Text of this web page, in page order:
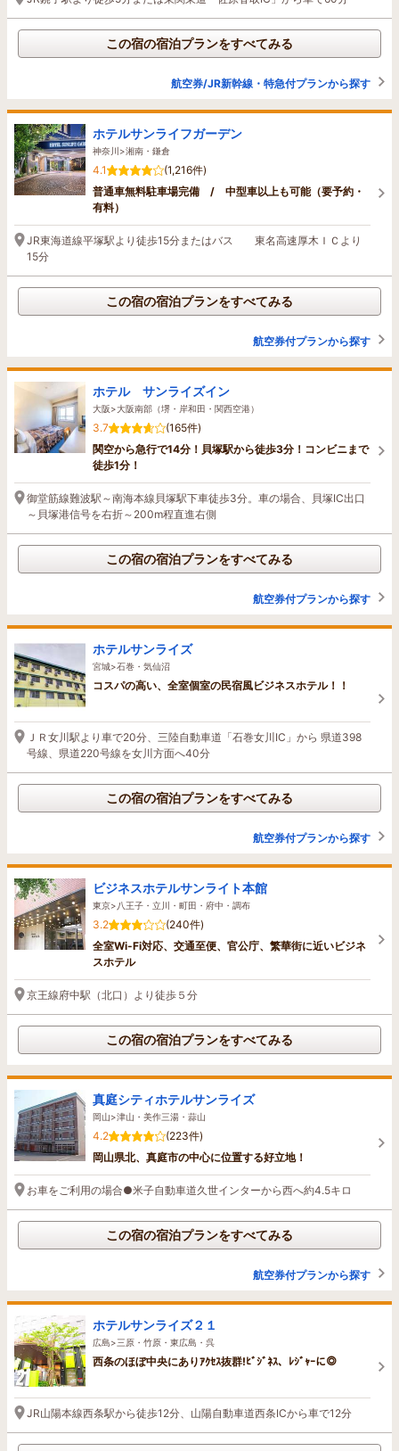
この宿の宿泊プランをすべてみる
航空券/JR新幹線・特急付プランから探す
ホテルサンライフガーデン
神奈川>湘南・鎌倉
4.1
(1,216件)
普通車無料駐車場完備 / 中型車以上も可能（要予約・
有料）
JR東海道線平塚駅より徒歩15分またはバス 東名高速厚木ＩＣより
15分
この宿の宿泊プランをすべてみる
航空券付プランから探す
ホテル サンライズイン
大阪>大阪南部（堺・岸和田・関西空港）
3.7
(165件)
関空から急行で14分！貝塚駅から徒歩3分！コンビニまで
徒歩1分！
御堂筋線難波駅～南海本線貝塚駅下車徒歩3分。車の場合、貝塚IC出口
～貝塚港信号を右折～200m程直進右側
この宿の宿泊プランをすべてみる
航空券付プランから探す
ホテルサンライズ
宮城>石巻・気仙沼
コスパの高い、全室個室の民宿風ビジネスホテル！！
ＪＲ女川駅より車で20分、三陸自動車道「石巻女川IC」から 県道398
号線、県道220号線を女川方面へ40分
この宿の宿泊プランをすべてみる
航空券付プランから探す
ビジネスホテルサンライト本館
東京>八王子・立川・町田・府中・調布
3.2
(240件)
全室Wi-Fi対応、交通至便、官公庁、繁華街に近いビジネ
スホテル
京王線府中駅（北口）より徒歩５分
この宿の宿泊プランをすべてみる
真庭シティホテルサンライズ
岡山>津山・美作三湯・蒜山
4.2
(223件)
岡山県北、真庭市の中心に位置する好立地！
お車をご利用の場合●米子自動車道久世インターから西へ約4.5キロ
この宿の宿泊プランをすべてみる
航空券付プランから探す
ホテルサンライズ２１
広島>三原・竹原・東広島・呉
西条のほぼ中央にありｱｸｾｽ抜群!ﾋﾞｼﾞﾈｽ、ﾚｼﾞｬｰに◎
JR山陽本線西条駅から徒歩12分、山陽自動車道西条ICから車で12分